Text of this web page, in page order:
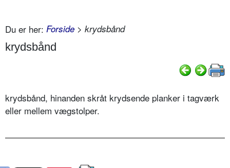
Du er her: Forside > krydsbånd
krydsbånd
krydsbånd, hinanden skråt krydsende planker i tagværk
eller mellem vægstolper.